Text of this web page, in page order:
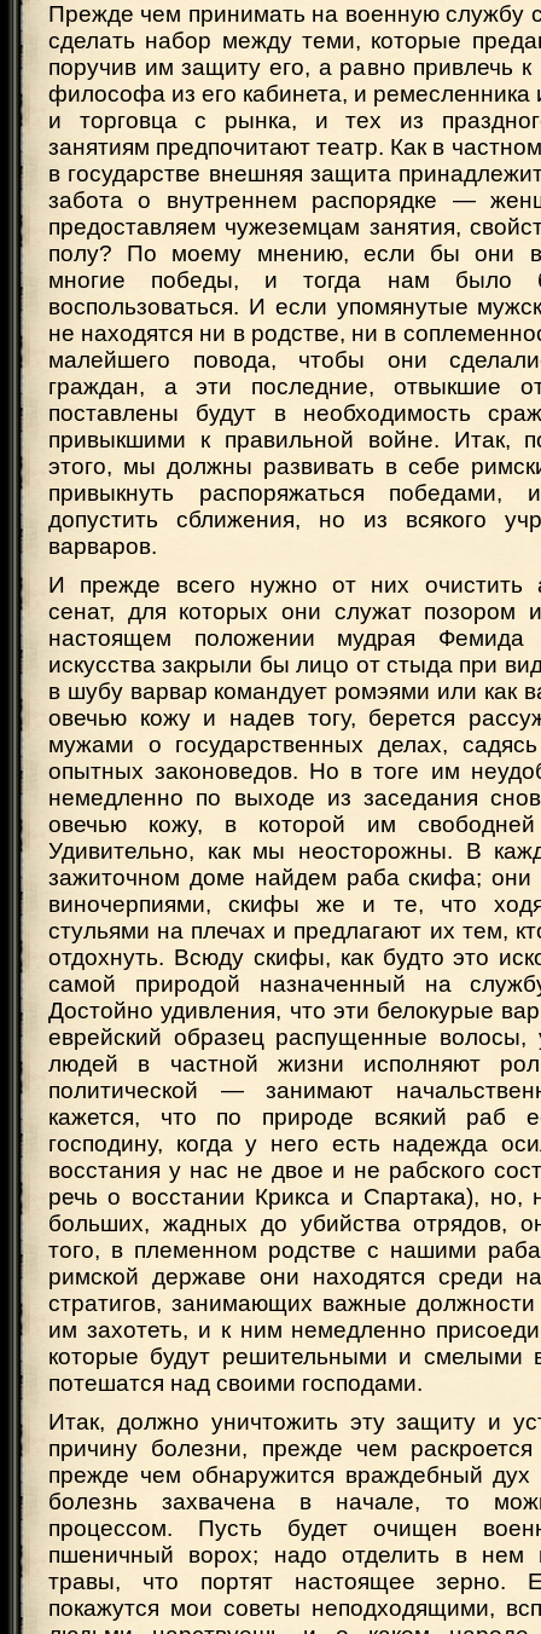
Прежде чем принимать на военную службу
сделать набор между теми, которые
поручив им защиту его, а равно привлечь
философа из его кабинета, и ремесленника
и торговца с рынка, и тех из
занятиям предпочитают театр. Как в
в государстве внешняя защита
забота о внутреннем распорядке —
предоставляем чужеземцам занятия,
полу? По моему мнению, если бы они
многие победы, и тогда нам было
воспользоваться. И если упомянутые
не находятся ни в родстве, ни в
малейшего повода, чтобы они
граждан, а эти последние, отвыкшие
поставлены будут в необходимость
привыкшими к правильной войне. Итак,
этого, мы должны развивать в себе
привыкнуть распоряжаться
допустить сближения, но из всякого
варваров.
И прежде всего нужно от них очистить
сенат, для которых они служат позором
настоящем положении мудрая
искусства закрыли бы лицо от стыда при
в шубу варвар командует ромэями или как
овечью кожу и надев тогу, берется
мужами о государственных делах,
опытных законоведов. Но в тоге им
немедленно по выходе из заседания
овечью кожу, в которой им
Удивительно, как мы неосторожны. В
зажиточном доме найдем раба скифа; они
виночерпиями, скифы же и те, что
стульями на плечах и предлагают их тем,
отдохнуть. Всюду скифы, как будто это
самой природой назначенный на
Достойно удивления, что эти белокурые
еврейский образец распущенные
людей в частной жизни исполняют
политической — занимают
кажется, что по природе всякий раб
господину, когда у него есть надежда
восстания у нас не двое и не рабского
речь о восстании Крикса и Спартака), но,
больших, жадных до убийства отрядов,
того, в племенном родстве с нашими
римской державе они находятся среди
стратигов, занимающих важные
им захотеть, и к ним немедленно
которые будут решительными и смелыми
потешатся над своими господами.
Итак, должно уничтожить эту защиту и
причину болезни, прежде чем
прежде чем обнаружится враждебный дух
болезнь захвачена в начале, то
процессом. Пусть будет очищен
пшеничный ворох; надо отделить в нем
травы, что портят настоящее зерно.
покажутся мои советы неподходящими,